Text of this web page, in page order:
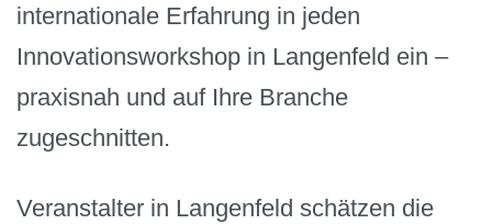
internationale Erfahrung in jeden
Innovationsworkshop in Langenfeld ein –
praxisnah und auf Ihre Branche
zugeschnitten.
Veranstalter in Langenfeld schätzen die